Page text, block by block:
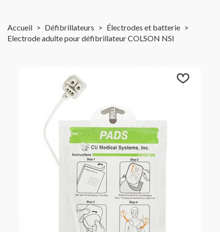
Accueil > Défibrillateurs > Électrodes et batterie >
Electrode adulte pour défibrillateur COLSON NSI